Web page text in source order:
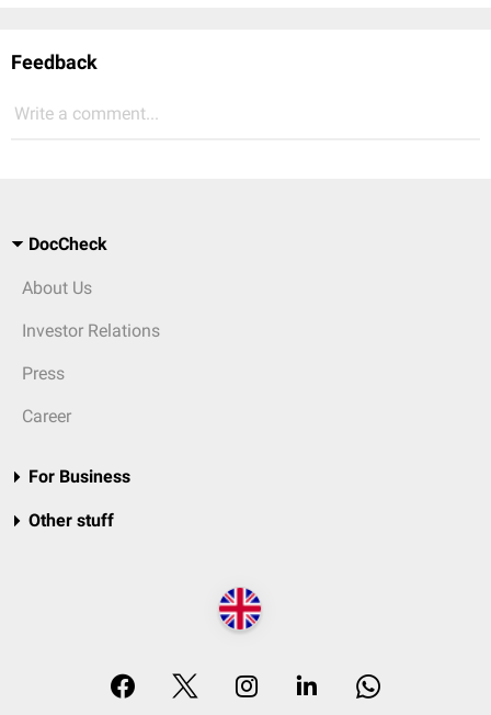
Feedback
Write a comment...
DocCheck
About Us
Investor Relations
Press
Career
For Business
Other stuff